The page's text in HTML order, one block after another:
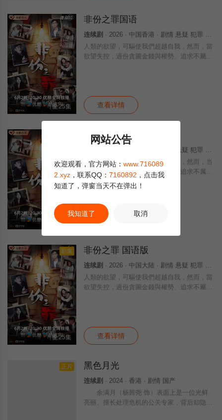
全25集
非份之罪国语
连续剧 · 2026 · 中国香港 · 剧情 悬疑 犯罪 香港
人類的欲望，可驅使我們超越自我，然而，當
欲望失控，過份貪圖金錢與權勢、追求不屬於
括
查看详情
全25集
非份之罪 粤语版
· 2026 · 中国香港 · 剧情 悬疑 犯罪 香港
人类的欲望，可驱使我们超越自我，然而，当
欲望失控，过份贪图金钱与权势、追求不属于
自己的爱，非份之想被无限放大，一不经意，
便陷入道德矛盾的深渊，犯下种种「非份之
括
查看详情
剧集
全25集
非份之罪 国语版
连续剧 · 2026 · 中国大陆 · 剧情 悬疑 犯罪 国产
人類的欲望，可驅使我們超越自我，然而，當
欲望失控，過份貪圖金錢與權勢、追求不屬於
括
查看详情
正片 黑色月光
连续剧 · 2024 · 香港 · 剧情 国产
余满月（杨茜尧 饰）表面上是一位光鲜
亮丽、擅长处理危机的公关专家，背后却隐藏
网站公告
欢迎观看，官方网站： www.716089
2.xyz ，联系QQ： 7160892 ，点击我
知道了，弹窗当天不在弹出！
我知道了 取消